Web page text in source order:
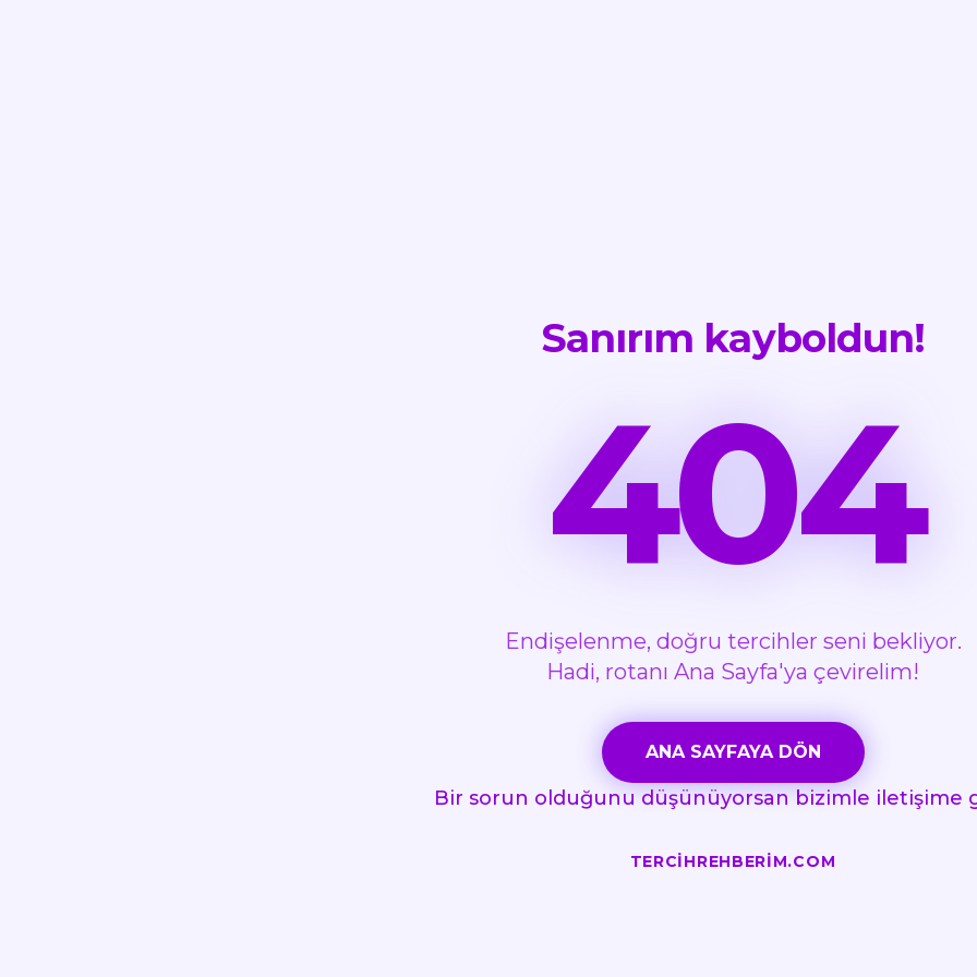
Sanırım kayboldun!
404
Endişelenme, doğru tercihler seni bekliyor.
Hadi, rotanı Ana Sayfa'ya çevirelim!
ANA SAYFAYA DÖN
Bir sorun olduğunu düşünüyorsan bizimle iletişime
TERCIHREHBERIM.COM